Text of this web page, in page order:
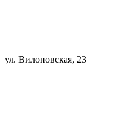
ул. Вилоновская, 23